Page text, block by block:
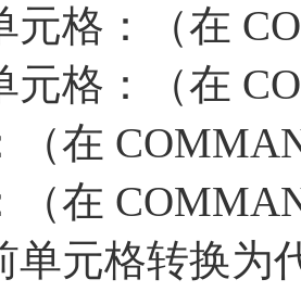
元格：（在
元格：（在
（在
（在
单元格转换为